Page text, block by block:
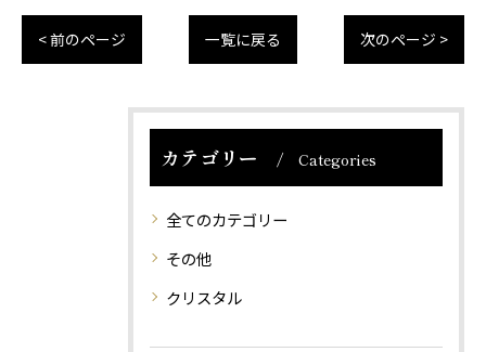
< 前のページ 一覧に戻る 次のページ >
カテゴリー Categories
全てのカテゴリー
その他
クリスタル